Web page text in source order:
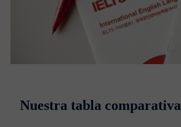
Nuestra tabla comparativa